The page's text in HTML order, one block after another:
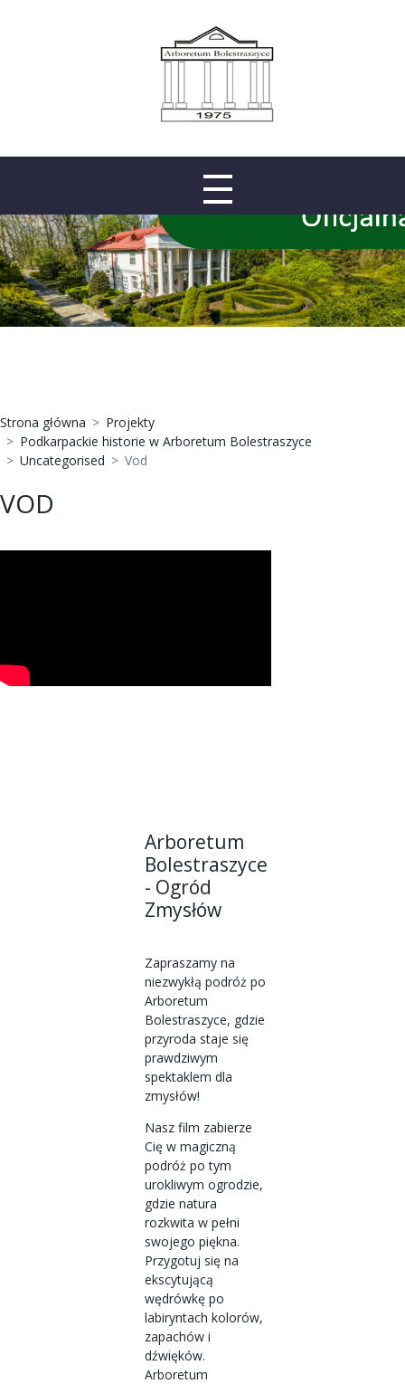
Strona główna
Projekty
Podkarpackie historie w Arboretum Bolestraszyce
Uncategorised
Vod
VOD
Arboretum
Bolestraszyce
- Ogród
Zmysłów
Zapraszamy na
niezwykłą podróż po
Arboretum
Bolestraszyce, gdzie
przyroda staje się
prawdziwym
spektaklem dla
zmysłów!
Nasz film zabierze
Cię w magiczną
podróż po tym
urokliwym ogrodzie,
gdzie natura
rozkwita w pełni
swojego piękna.
Przygotuj się na
ekscytującą
wędrówkę po
labiryntach kolorów,
zapachów i
dźwięków.
Arboretum